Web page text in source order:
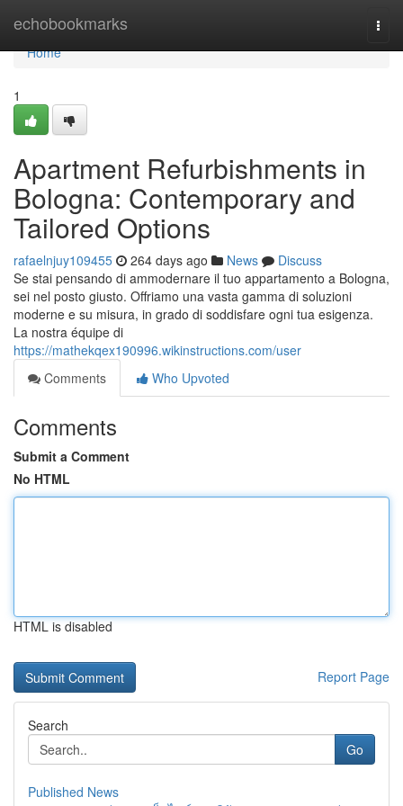
echobookmarks
Home
Home
1
Apartment Refurbishments in
Bologna: Contemporary and
Tailored Options
rafaelnjuy109455 264 days ago News
Discuss
Se stai pensando di ammodernare il tuo appartamento a Bologna,
sei nel posto giusto. Offriamo una vasta gamma di soluzioni
moderne e su misura, in grado di soddisfare ogni tua esigenza.
La nostra équipe di
https://mathekqex190996.wikinstructions.com/user
Comments
Who Upvoted
Comments
Submit a Comment
No HTML
HTML is disabled
Report Page
Search
Go
Published News